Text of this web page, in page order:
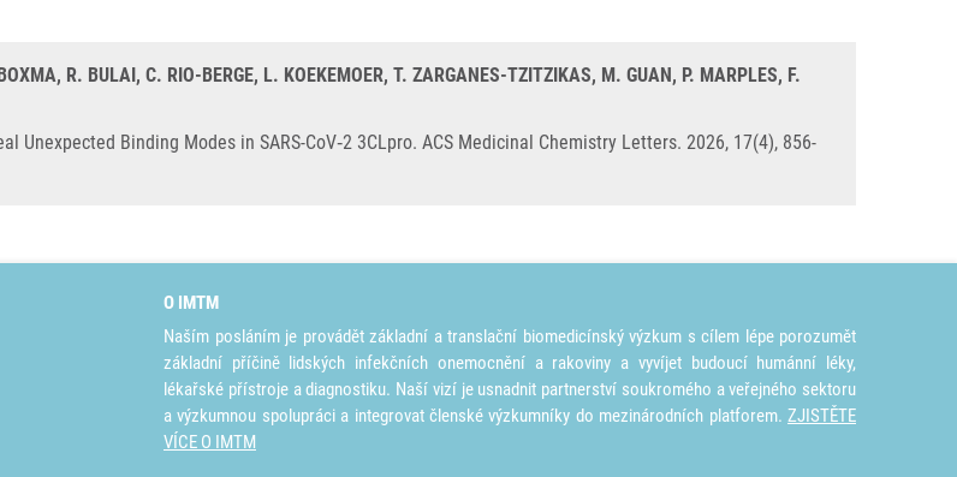
R. BULAI, C. RIO-BERGE, L. KOEKEMOER, T. ZARGANES-TZITZIKAS, M. GUAN, P. MARPLES, F.
Unexpected Binding Modes in SARS-CoV‑2 3CLpro. ACS Medicinal Chemistry Letters. 2026, 17(4), 856-
O IMTM
Naším posláním je provádět základní a translační biomedicínský výzkum s cílem lépe porozumět
základní příčině lidských infekčních onemocnění a rakoviny a vyvíjet budoucí humánní léky,
lékařské přístroje a diagnostiku. Naší vizí je usnadnit partnerství soukromého a veřejného sektoru
a výzkumnou spolupráci a integrovat členské výzkumníky do mezinárodních platforem. ZJISTĚTE
VÍCE O IMTM